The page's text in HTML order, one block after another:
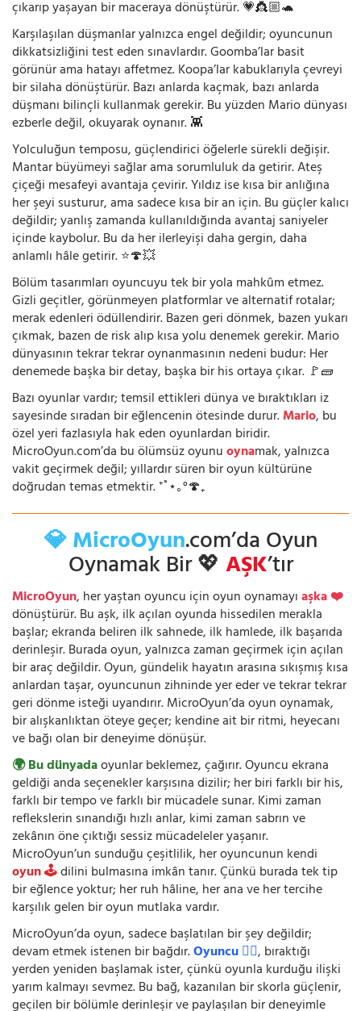
çıkarıp yaşayan bir maceraya dönüştürür. 💗👸🏼🐢
Karşılaşılan düşmanlar yalnızca engel değildir; oyuncunun
dikkatsizliğini test eden sınavlardır. Goomba’lar basit
görünür ama hatayı affetmez. Koopa’lar kabuklarıyla çevreyi
bir silaha dönüştürür. Bazı anlarda kaçmak, bazı anlarda
düşmanı bilinçli kullanmak gerekir. Bu yüzden Mario dünyası
ezberle değil, okuyarak oynanır. 👾
Yolculuğun temposu, güçlendirici öğelerle sürekli değişir.
Mantar büyümeyi sağlar ama sorumluluk da getirir. Ateş
çiçeği mesafeyi avantaja çevirir. Yıldız ise kısa bir anlığına
her şeyi susturur, ama sadece kısa bir an için. Bu güçler kalıcı
değildir; yanlış zamanda kullanıldığında avantaj saniyeler
içinde kaybolur. Bu da her ilerleyişi daha gergin, daha
anlamlı hâle getirir. ⭐🍄💥
Bölüm tasarımları oyuncuyu tek bir yola mahkûm etmez.
Gizli geçitler, görünmeyen platformlar ve alternatif rotalar;
merak edenleri ödüllendirir. Bazen geri dönmek, bazen yukarı
çıkmak, bazen de risk alıp kısa yolu denemek gerekir. Mario
dünyasının tekrar tekrar oynanmasının nedeni budur: Her
denemede başka bir detay, başka bir his ortaya çıkar. 🚩🧱
Bazı oyunlar vardır; temsil ettikleri dünya ve bıraktıkları iz
sayesinde sıradan bir eğlencenin ötesinde durur.Mario, bu
özel yeri fazlasıyla hak eden oyunlardan biridir.
MicroOyun.com’da bu ölümsüz oyunuoynamak, yalnızca
vakit geçirmek değil; yıllardır süren bir oyun kültürüne
doğrudan temas etmektir. ⁺˚⋆｡°🍄₊
💎 MicroOyun.com’da Oyun
Oynamak Bir 💖AŞK’tır
MicroOyun, her yaştan oyuncu için oyun oynamayıaşka ❤️
dönüştürür. Bu aşk, ilk açılan oyunda hissedilen merakla
başlar; ekranda beliren ilk sahnede, ilk hamlede, ilk başarıda
derinleşir. Burada oyun, yalnızca zaman geçirmek için açılan
bir araç değildir. Oyun, gündelik hayatın arasına sıkışmış kısa
anlardan taşar, oyuncunun zihninde yer eder ve tekrar tekrar
geri dönme isteği uyandırır. MicroOyun’da oyun oynamak,
bir alışkanlıktan öteye geçer; kendine ait bir ritmi, heyecanı
ve bağı olan bir deneyime dönüşür.
🌍 Bu dünyadaoyunlar beklemez, çağırır. Oyuncu ekrana
geldiği anda seçenekler karşısına dizilir; her biri farklı bir his,
farklı bir tempo ve farklı bir mücadele sunar. Kimi zaman
reflekslerin sınandığı hızlı anlar, kimi zaman sabrın ve
zekânın öne çıktığı sessiz mücadeleler yaşanır.
MicroOyun’un sunduğu çeşitlilik, her oyuncunun kendi
oyun 🕹️dilini bulmasına imkân tanır. Çünkü burada tek tip
bir eğlence yoktur; her ruh hâline, her ana ve her tercihe
karşılık gelen bir oyun mutlaka vardır.
MicroOyun’da oyun, sadece başlatılan bir şey değildir;
devam etmek istenen bir bağdır.Oyuncu 🧍‍♂️, bıraktığı
yerden yeniden başlamak ister, çünkü oyunla kurduğu ilişki
yarım kalmayı sevmez. Bu bağ, kazanılan bir skorla güçlenir,